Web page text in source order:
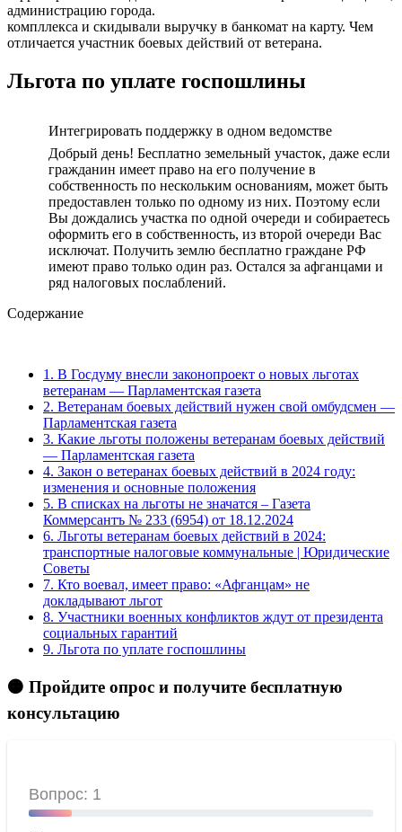
администрацию города.
компллекса и скидывали выручку в банкомат на карту. Чем
отличается участник боевых действий от ветерана.
Льгота по уплате госпошлины
Интегрировать поддержку в одном ведомстве
Добрый день! Бесплатно земельный участок, даже если
гражданин имеет право на его получение в
собственность по нескольким основаниям, может быть
предоставлен только по одному из них. Поэтому если
Вы дождались участка по одной очереди и собираетесь
оформить его в собственность, из второй очереди Вас
исключат. Получить землю бесплатно граждане РФ
имеют право только один раз. Остался за афганцами и
ряд налоговых послаблений.
Содержание
1. В Госдуму внесли законопроект о новых льготах
ветеранам — Парламентская газета
2. Ветеранам боевых действий нужен свой омбудсмен —
Парламентская газета
3. Какие льготы положены ветеранам боевых действий
— Парламентская газета
4. Закон о ветеранах боевых действий в 2024 году:
изменения и основные положения
5. В списках на льготы не значатся – Газета
Коммерсантъ № 233 (6954) от 18.12.2024
6. Льготы ветеранам боевых действий в 2024:
транспортные налоговые коммунальные | Юридические
Советы
7. Кто воевал, имеет право: «Афганцам» не
докладывают льгот
8. Участники военных конфликтов ждут от президента
социальных гарантий
9. Льгота по уплате госпошлины
🟠 Пройдите опрос и получите бесплатную
консультацию